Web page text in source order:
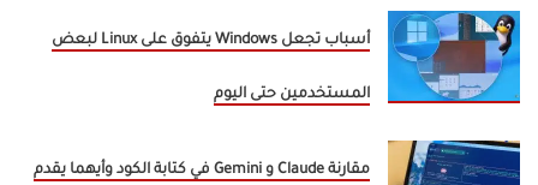
أسباب تجعل Windows يتفوق على Linux لبعض
المستخدمين حتى اليوم
مقارنة Claude و Gemini في كتابة الكود وأيهما يقدم